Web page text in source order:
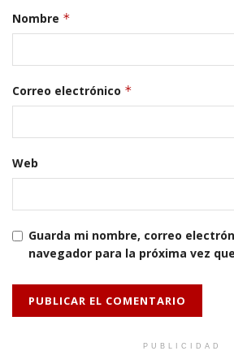
Nombre *
Correo electrónico *
Web
Guarda mi nombre, correo
navegador para la próxima vez
PUBLICIDAD